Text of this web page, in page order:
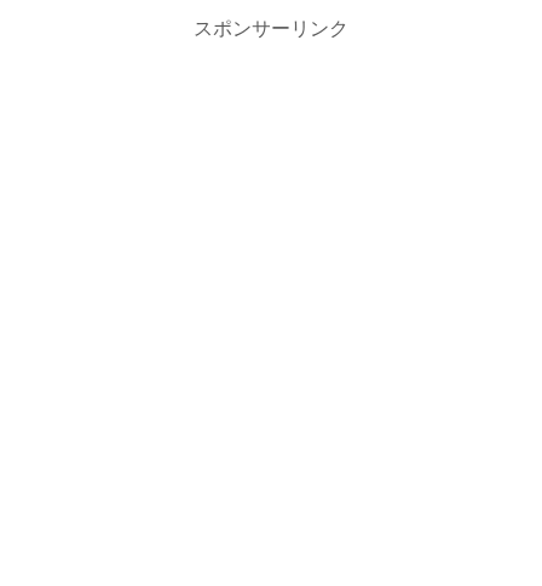
スポンサーリンク